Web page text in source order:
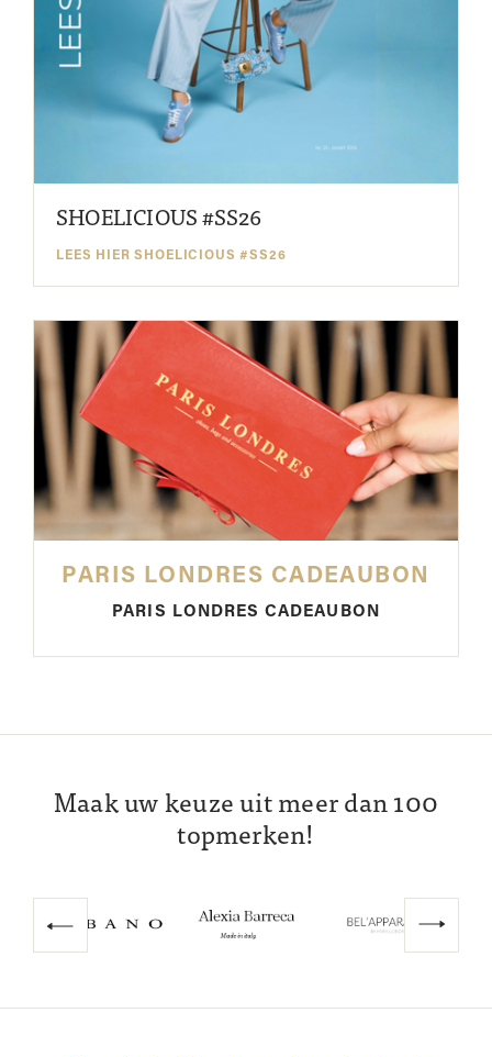
SHOELICIOUS #SS26
LEES HIER SHOELICIOUS #SS26
PARIS LONDRES CADEAUBON
PARIS LONDRES CADEAUBON
Maak uw keuze uit meer dan 100
topmerken!